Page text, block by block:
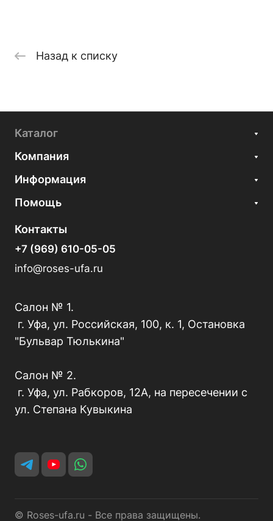
Назад к списку
Каталог
Компания
Информация
Помощь
Контакты
+7 (969) 610-05-05
info@roses-ufa.ru
Салон № 1.
г. Уфа, ул. Российская, 100, к. 1, Остановка
"Бульвар Тюлькина"
Салон № 2.
г. Уфа, ул. Рабкоров, 12А, на пересечении с
ул. Степана Кувыкина
© Roses-ufa.ru - Все права защищены.